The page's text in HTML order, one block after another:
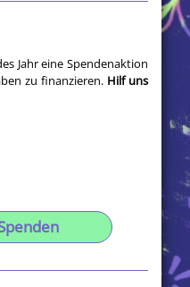
Jahr eine Spendenaktion
zu finanzieren. Hilf uns